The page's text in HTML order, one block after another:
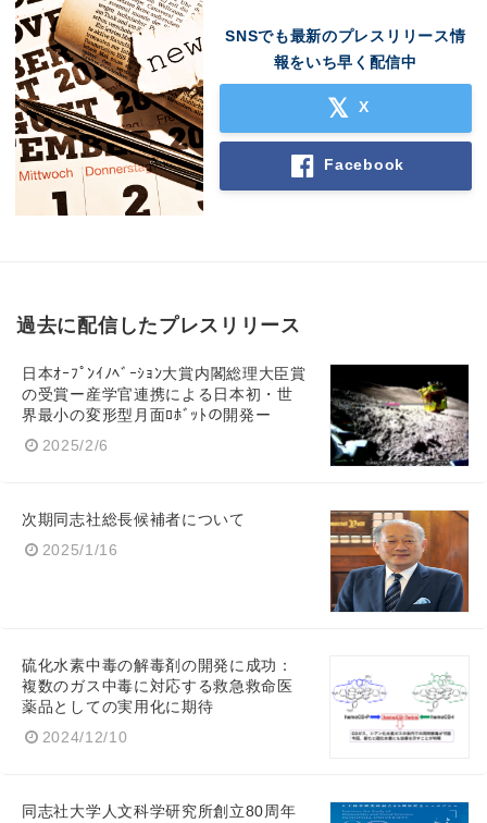
SNSでも最新のプレスリリース情
報をいち早く配信中
X
Facebook
過去に配信したプレスリリース
日本ｵｰﾌﾟﾝｲﾉﾍﾞｰｼｮﾝ大賞内閣総理大臣賞
の受賞ー産学官連携による日本初・世
界最小の変形型月面ﾛﾎﾞｯﾄの開発ー
2025/2/6
次期同志社総長候補者について
2025/1/16
硫化水素中毒の解毒剤の開発に成功：
複数のガス中毒に対応する救急救命医
薬品としての実用化に期待
2024/12/10
同志社大学人文科学研究所創立80周年